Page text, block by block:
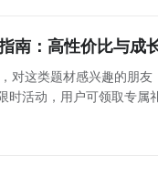
南：高性价比与成
对这类题材感兴趣的朋
时活动，用户可领取专